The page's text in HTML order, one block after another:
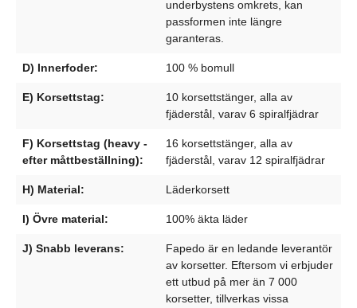
underbystens omkrets, kan
passformen inte längre
garanteras.
D) Innerfoder: 100 % bomull
E) Korsettstag:
10 korsettstänger, alla av
fjäderstål, varav 6 spiralfjädrar
F) Korsettstag (heavy -
efter måttbeställning):
16 korsettstänger, alla av
fjäderstål, varav 12 spiralfjädrar
H) Material: Läderkorsett
I) Övre material: 100% äkta läder
J) Snabb leverans:
Fapedo är en ledande leverantör
av korsetter. Eftersom vi erbjuder
ett utbud på mer än 7 000
korsetter, tillverkas vissa